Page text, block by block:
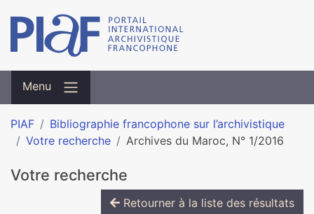
Menu
PIAF
Bibliographie francophone sur l’archivistique
Votre recherche
Archives du Maroc, N° 1/2016
Votre recherche
Retourner à la liste des résultats